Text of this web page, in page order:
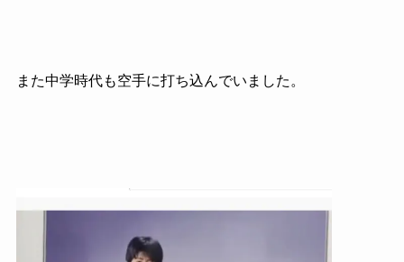
また中学時代も空手に打ち込んでいました。